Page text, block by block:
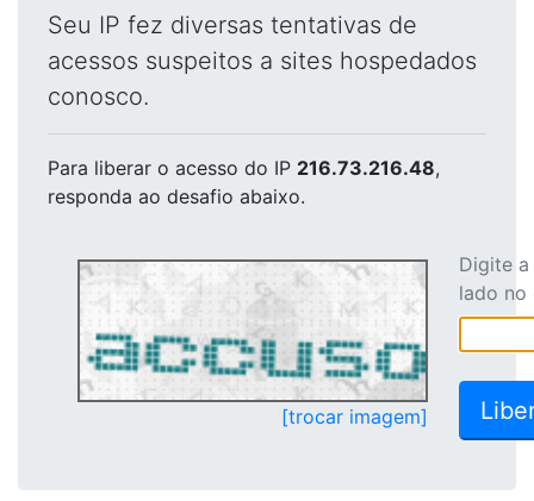
Seu IP fez diversas tentativas de
acessos suspeitos a sites hospedados
conosco.
Para liberar o acesso do IP 216.73.216.48,
responda ao desafio abaixo.
[trocar imagem]
Digite
lado no